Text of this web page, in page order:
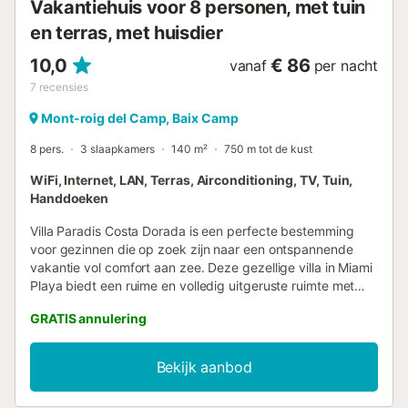
Vakantiehuis voor 8 personen, met tuin
en terras, met huisdier
10,0
7 recensies
vanaf € 86 per nacht
Mont-roig del Camp, Baix Camp
8 pers. 3 slaapkamers 140 m² 750 m tot de kust
WiFi, Internet, LAN, Terras, Airconditioning, TV, Tuin,
Handdoeken
Villa Paradis Costa Dorada is een perfecte bestemming
voor gezinnen die op zoek zijn naar een ontspannende
vakantie vol comfort aan zee. Deze gezellige villa in Miami
Playa biedt een ruime en volledig uitgeruste ruimte met
van 450 vierkante meter. De accommodatie beschikt over
3 slaapkamers die comfortabel plaats bieden aan
maximaal 8 personen, met een indeling van 2
tweepersoonsbedden, 3 eenpersoonsbedden en een
slaapbank. Ideaal voor gezinnen, de villa heeft 3
GRATIS annulering
Bekijk aanbod